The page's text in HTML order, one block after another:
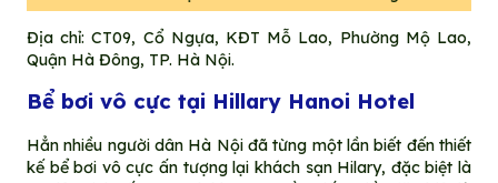
Địa chỉ: CT09, Cổ Ngựa, KĐT Mỗ Lao, Phường Mộ Lao,
Quận Hà Đông, TP. Hà Nội.
Bể bơi vô cực tại Hillary Hanoi Hotel
Hẳn nhiều người dân Hà Nội đã từng một lần biết đến thiết
kế bể bơi vô cực ấn tượng lại khách sạn Hilary, đặc biệt là